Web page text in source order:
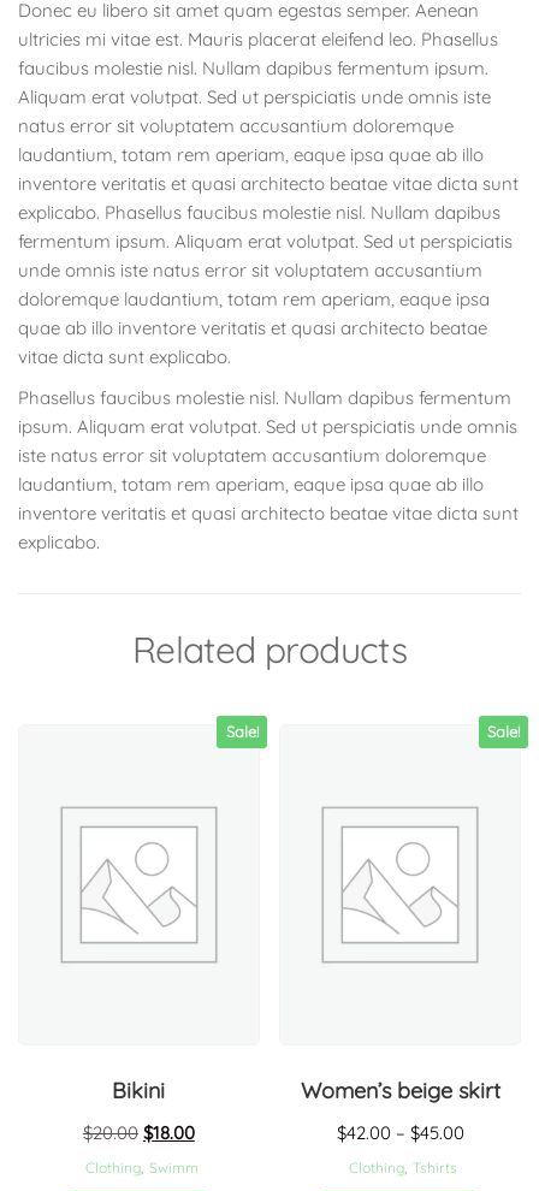
Donec eu libero sit amet quam egestas semper. Aenean
ultricies mi vitae est. Mauris placerat eleifend leo. Phasellus
faucibus molestie nisl. Nullam dapibus fermentum ipsum.
Aliquam erat volutpat. Sed ut perspiciatis unde omnis iste
natus error sit voluptatem accusantium doloremque
laudantium, totam rem aperiam, eaque ipsa quae ab illo
inventore veritatis et quasi architecto beatae vitae dicta sunt
explicabo. Phasellus faucibus molestie nisl. Nullam dapibus
fermentum ipsum. Aliquam erat volutpat. Sed ut perspiciatis
unde omnis iste natus error sit voluptatem accusantium
doloremque laudantium, totam rem aperiam, eaque ipsa
quae ab illo inventore veritatis et quasi architecto beatae
vitae dicta sunt explicabo.
Phasellus faucibus molestie nisl. Nullam dapibus fermentum
ipsum. Aliquam erat volutpat. Sed ut perspiciatis unde omnis
iste natus error sit voluptatem accusantium doloremque
laudantium, totam rem aperiam, eaque ipsa quae ab illo
inventore veritatis et quasi architecto beatae vitae dicta sunt
explicabo.
Related products
Sale!
Bikini
$20.00 $18.00
Clothing, Swimm
Sale!
Women’s beige skirt
$42.00 – $45.00
Clothing, Tshirts